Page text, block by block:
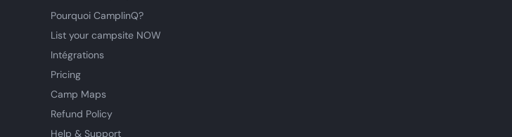
Pourquoi CamplinQ?
List your campsite NOW
Intégrations
Pricing
Camp Maps
Refund Policy
Help & Support